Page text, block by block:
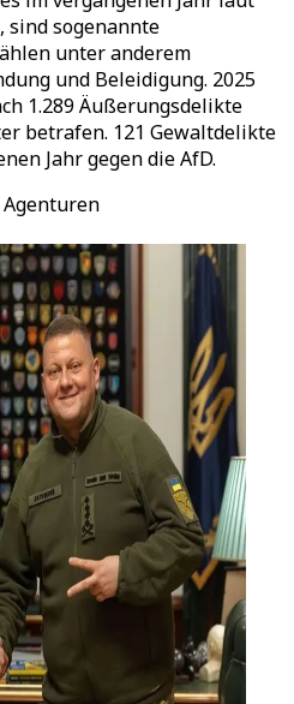
sind sogenannte
unter anderem
und Beleidigung. 2025
1.289 Äußerungsdelikte
betrafen. 121 Gewaltdelikte
Jahr gegen die AfD.
Agenturen